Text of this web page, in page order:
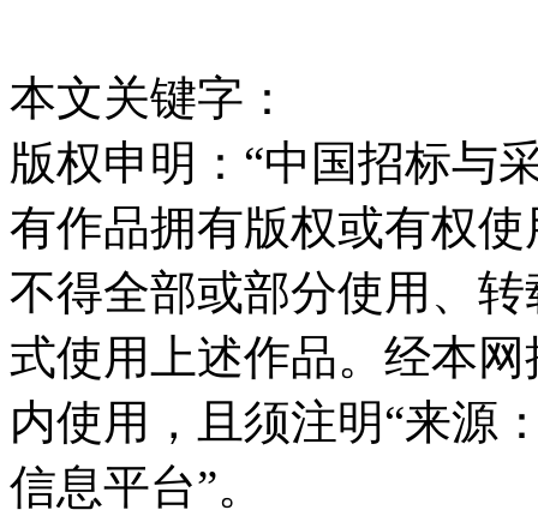
本文关键字：
版权申明：“中国招标与
有作品拥有版权或有权
不得全部或部分使用、
式使用上述作品。经本
内使用，且须注明“来源
信息平台”。